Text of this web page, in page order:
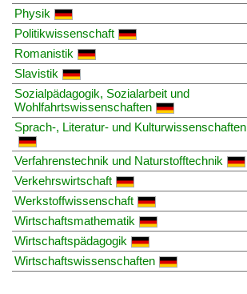
Physik
Politikwissenschaft
Romanistik
Slavistik
Sozialpädagogik, Sozialarbeit und
Wohlfahrtswissenschaften
Sprach-, Literatur- und Kulturwissenschaften
Verfahrenstechnik und Naturstofftechnik
Verkehrswirtschaft
Werkstoffwissenschaft
Wirtschaftsmathematik
Wirtschaftspädagogik
Wirtschaftswissenschaften